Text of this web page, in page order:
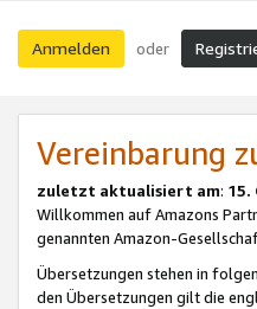
Anmelden oder
Vereinbarung
zuletzt aktualisiert am: 15.
Willkommen auf Amazons
genannten Amazon-
Übersetzungen stehen in
den Übersetzungen gilt die